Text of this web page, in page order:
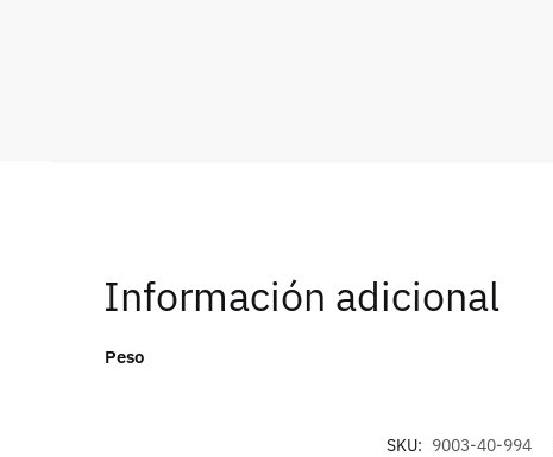
Información adicional
Peso
SKU: 9003-40-994